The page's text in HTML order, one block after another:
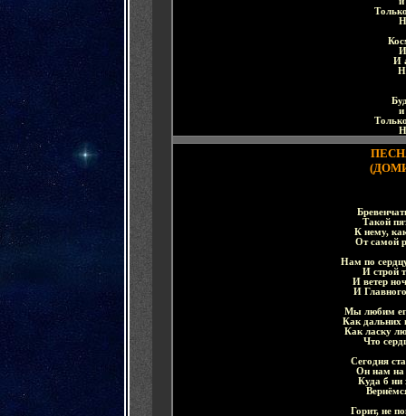
И
И
и
Такой
К нему,
От самой
Нам по
И строй
И ветер
И
Мы любим
Как дальних
Как ласку
Что
Сегодня
Он нам на
Куда б ни
Горит, не